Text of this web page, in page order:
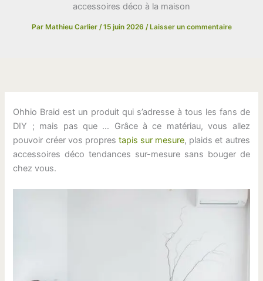
accessoires déco à la maison
Par Mathieu Carlier /15 juin 2026 /Laisser un commentaire
Ohhio Braid est un produit qui s’adresse à tous les fans de
DIY ; mais pas que … Grâce à ce matériau, vous allez
pouvoir créer vos propres tapis sur mesure, plaids et autres
accessoires déco tendances sur-mesure sans bouger de
chez vous.